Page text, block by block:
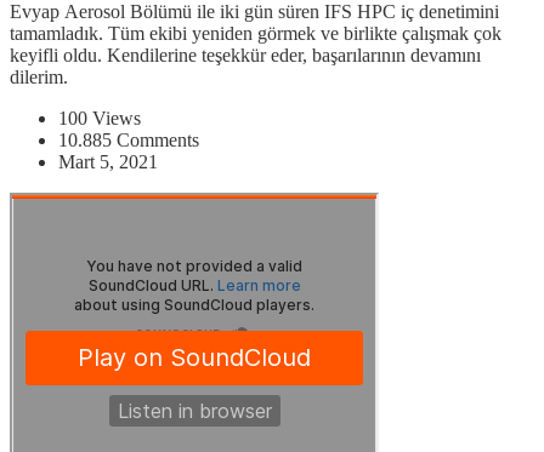
Evyap Aerosol Bölümü ile iki gün süren IFS HPC iç denetimini
tamamladık. Tüm ekibi yeniden görmek ve birlikte çalışmak çok
keyifli oldu. Kendilerine teşekkür eder, başarılarının devamını
dilerim.
100 Views
10.885 Comments
Mart 5, 2021